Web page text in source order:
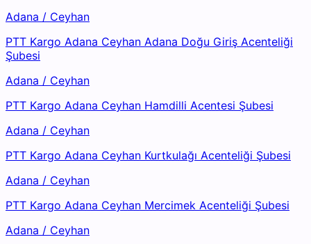
Adana / Ceyhan
PTT Kargo Adana Ceyhan Adana Doğu Giriş Acenteliği
Şubesi
Adana / Ceyhan
PTT Kargo Adana Ceyhan Hamdilli Acentesi Şubesi
Adana / Ceyhan
PTT Kargo Adana Ceyhan Kurtkulağı Acenteliği Şubesi
Adana / Ceyhan
PTT Kargo Adana Ceyhan Mercimek Acenteliği Şubesi
Adana / Ceyhan